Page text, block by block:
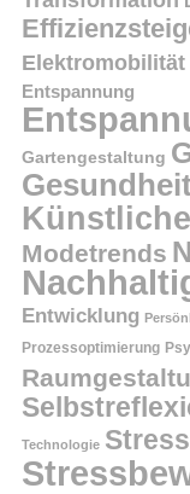
Elektromobilität
Entspannung
Gartengestaltung
Modetrends
Entwicklung
Prozessoptimierung
Technologie